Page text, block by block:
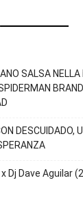
SALSA
DESCUIDADO,
x Dj Dave Aguilar